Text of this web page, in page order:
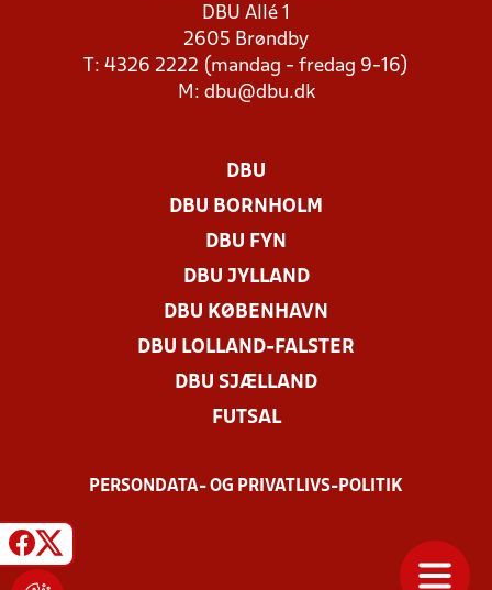
DBU Allé 1
2605 Brøndby
T: 4326 2222 (mandag - fredag 9-16)
M: dbu@dbu.dk
DBU
DBU BORNHOLM
DBU FYN
DBU JYLLAND
DBU KØBENHAVN
DBU LOLLAND-FALSTER
DBU SJÆLLAND
FUTSAL
PERSONDATA- OG PRIVATLIVS-POLITIK